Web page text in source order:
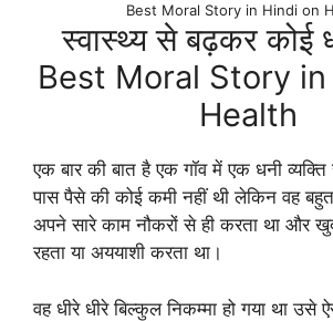
Best Moral Story in Hindi on
स्वास्थ्य से बढ़कर कोई
Best Moral Story
Health
एक बार की बात है एक गॉव में एक धनी
पास पैसे की कोई कमी नहीं थी लेकिन वह
अपने सारे काम नौकरों से ही करता था और
रहता या अययाशी करता था।
वह धीरे धीरे बिल्कुल निकम्मा हो गया था उसे